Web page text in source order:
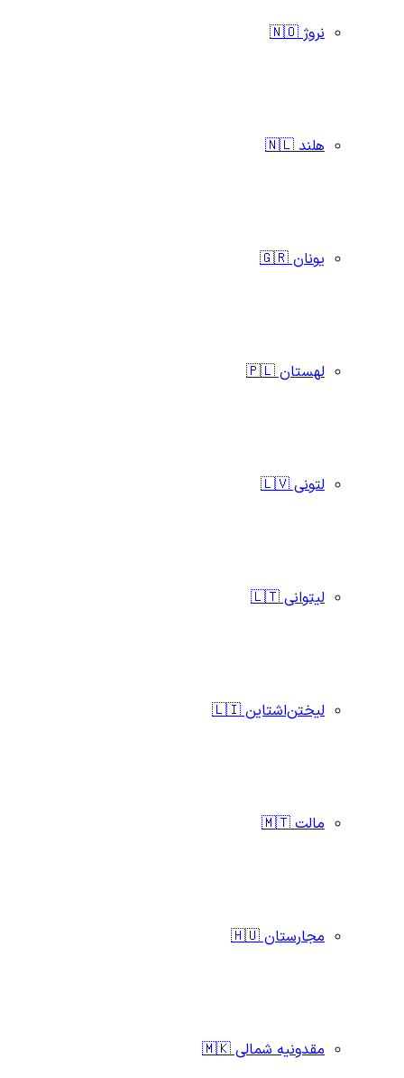
نروژ 🇳🇴
هلند 🇳🇱
یونان 🇬🇷
لهستان 🇵🇱
لتونی 🇱🇻
لیتوانی 🇱🇹
لیختن‌اشتاین 🇱🇮
مالت 🇲🇹
مجارستان 🇭🇺
مقدونیه شمالی 🇲🇰